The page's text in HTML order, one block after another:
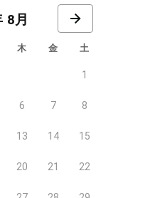
8月
木 金 土
1
6 7 8
13 14 15
20 21 22